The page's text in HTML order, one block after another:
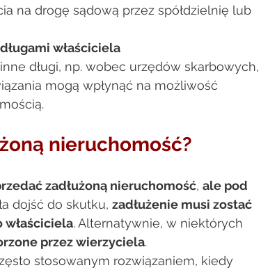
na drogę sądową przez spółdzielnię lub
właściciela
długi, np. wobec urzędów skarbowych,
mogą wpłynąć na możliwość
nieruchomość?
zadłużoną nieruchomość, ale pod
dojść do skutku, zadłużenie musi zostać
właściciela. Alternatywnie, w niektórych
przez wierzyciela.
stosowanym rozwiązaniem, kiedy